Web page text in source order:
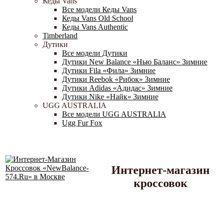
Все модели Кеды Vans
Кеды Vans Old School
Кеды Vans Authentic
Timberland
Дутики
Все модели Дутики
Дутики New Balance «Нью Баланс» Зимние
Дутики Fila «Фила» Зимние
Дутики Reebok «Рибок» Зимние
Дутики Adidas «Адидас» Зимние
Дутики Nike «Найк» Зимние
UGG AUSTRALIA
Все модели UGG AUSTRALIA
Ugg Fur Fox
Интернет-магазин
кроссовок